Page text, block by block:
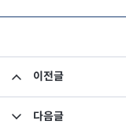
이전글
다음글